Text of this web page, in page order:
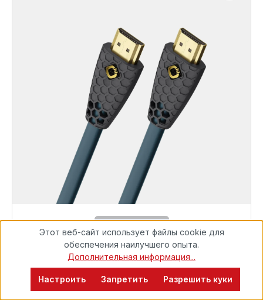
EXCELLENCE
8K - сверхвысокоскоростной кабель HDMI®
Готовы к немедленной отправке, срок поставки
48 часов*
59,99 €
Этот веб-сайт использует файлы cookie для
обеспечения наилучшего опыта.
Дополнительная информация...
Запретить
Настроить Разрешить куки